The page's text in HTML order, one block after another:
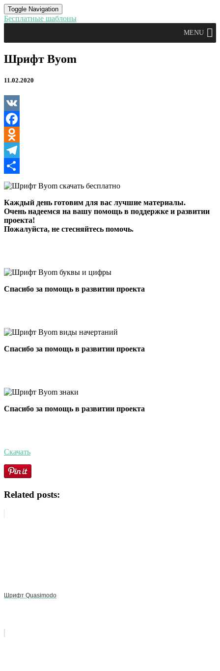
Toggle Navigation
Бесплатные шаблоны
MENU
Шрифт
Byom
Шрифт Byom
11.02.2020
VK
Facebook
Odnoklassniki
Telegram
Отправить
Каждый день готовим для вас лучшие материалы.
Очень надеемся на вашу помощь в поддержке и развитии
проекта!
Пожалуйста, не стесняйтесь помочь.
Спасибо за помощь в развитии проекта
Спасибо за помощь в развитии проекта
Спасибо за помощь в развитии проекта
Скачать
Related posts:
Шрифт Quasimodo